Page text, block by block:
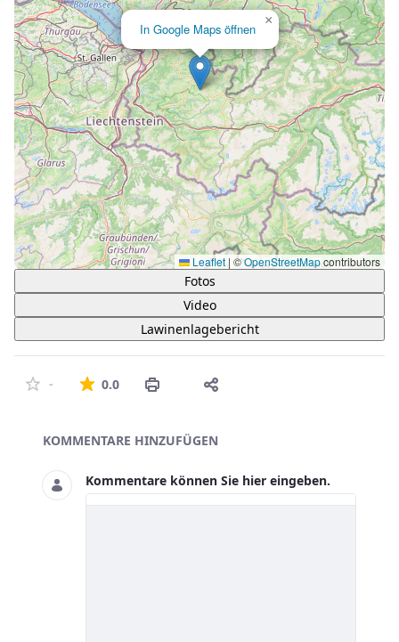
In Google Maps öffnen
×
Leaflet | ©OpenStreetMapcontributors
Fotos
Video
Lawinenlagebericht
- 0.0Die durchschnittliche Bewertung ist 0 von 5
Asset-Herausgeber
KOMMENTARE HINZUFÜGEN
Kommentare können Sie hier eingeben.